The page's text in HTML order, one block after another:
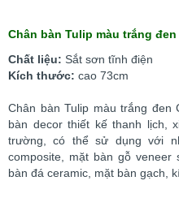
Chân bàn Tulip màu trắng đen
Chất liệu: Sắt sơn tĩnh điện
Kích thước: cao 73cm
Chân bàn Tulip màu trắng đen
bàn decor thiết kế thanh lịch,
trường, có thể sử dụng với
composite, mặt bàn gỗ
bàn đá ceramic, mặt bàn gạch,